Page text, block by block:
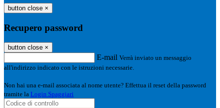
button close ×
Recupero password
button close ×
E-mail Verrà inviato un messaggio
all'indirizzo indicato con le istruzioni necessarie.
Non hai una e-mail associata al nome utente? Effettua il reset della password
tramite la Login Spaggiari